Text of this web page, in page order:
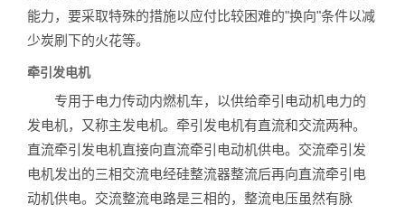
能力，要采取特殊的措施以应付比较困难的"换向"条件以减
少炭刷下的火花等。
牵引发电机
专用于电力传动内燃机车，以供给牵引电动机电力的
发电机，又称主发电机。牵引发电机有直流和交流两种。
直流牵引发电机直接向直流牵引电动机供电。交流牵引发
电机发出的三相交流电经硅整流器整流后再向直流牵引电
动机供电。交流整流电路是三相的，整流电压虽然有脉